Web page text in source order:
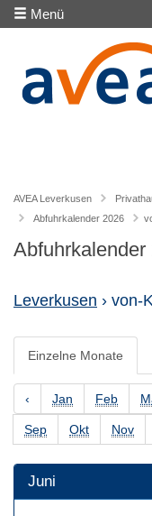
Menü
AVEA Leverkusen
Abfuhrkalender 2026
Abfuhrkalender
Leverkusen › von-
Einzelne Monate
‹ Jan Feb
Sep Okt Nov
Juni